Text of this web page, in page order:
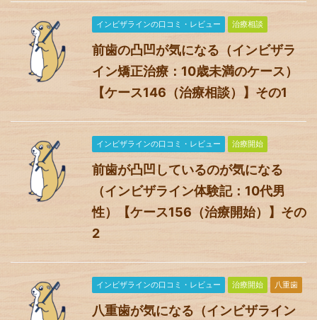
インビザラインの口コミ・レビュー 治療相談
前歯の凸凹が気になる（インビザラ
イン矯正治療：10歳未満のケース）
【ケース146（治療相談）】その1
インビザラインの口コミ・レビュー 治療開始
前歯が凸凹しているのが気になる
（インビザライン体験記：10代男
性）【ケース156（治療開始）】その
2
インビザラインの口コミ・レビュー 治療開始 八重歯
八重歯が気になる（インビザライン